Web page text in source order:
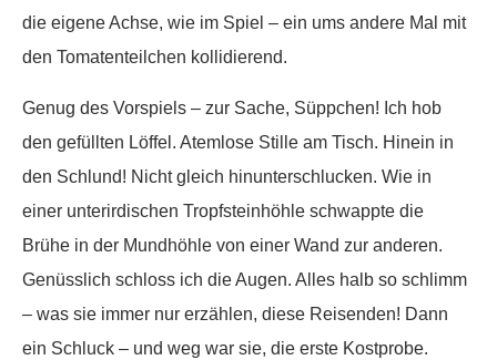
die eigene Achse, wie im Spiel – ein ums andere Mal mit
den Tomatenteilchen kollidierend.
Genug des Vorspiels – zur Sache, Süppchen! Ich hob
den gefüllten Löffel. Atemlose Stille am Tisch. Hinein in
den Schlund! Nicht gleich hinunterschlucken. Wie in
einer unterirdischen Tropfsteinhöhle schwappte die
Brühe in der Mundhöhle von einer Wand zur anderen.
Genüsslich schloss ich die Augen. Alles halb so schlimm
– was sie immer nur erzählen, diese Reisenden! Dann
ein Schluck – und weg war sie, die erste Kostprobe.